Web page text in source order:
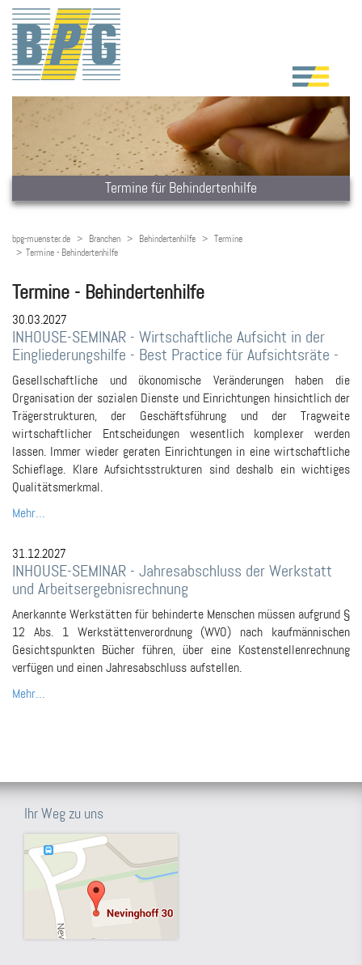
Termine für Behindertenhilfe
bpg-muenster.de Branchen Behindertenhilfe
Termine
Termine - Behindertenhilfe
Termine - Behindertenhilfe
30.03.2027
INHOUSE-SEMINAR - Wirtschaftliche Aufsicht in der
Eingliederungshilfe - Best Practice für Aufsichtsräte -
Gesellschaftliche und ökonomische Veränderungen haben die
Organisation der sozialen Dienste und Einrichtungen hinsichtlich der
Trägerstrukturen, der Geschäftsführung und der Tragweite
wirtschaftlicher Entscheidungen wesentlich komplexer werden
lassen. Immer wieder geraten Einrichtungen in eine wirtschaftliche
Schieflage. Klare Aufsichtsstrukturen sind deshalb ein wichtiges
Qualitätsmerkmal.
Mehr…
31.12.2027
INHOUSE-SEMINAR - Jahresabschluss der Werkstatt
und Arbeitsergebnisrechnung
Anerkannte Werkstätten für behinderte Menschen müssen aufgrund §
12 Abs. 1 Werkstättenverordnung (WVO) nach kaufmännischen
Gesichtspunkten Bücher führen, über eine Kostenstellenrechnung
verfügen und einen Jahresabschluss aufstellen.
Mehr…
Ihr Weg zu uns